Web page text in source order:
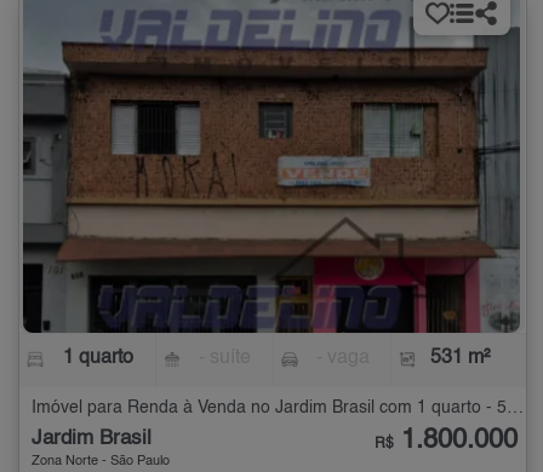
1 quarto 531 m²
Imóvel para Renda à Venda no Jardim Brasil com 1 quarto - 531 m²
Jardim Brasil
Zona Norte - São Paulo
R$ 1.800.000